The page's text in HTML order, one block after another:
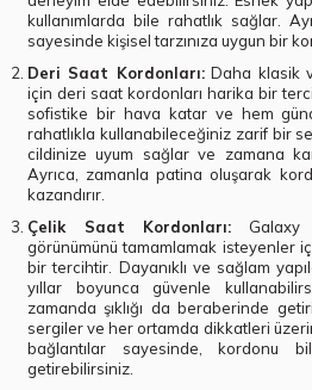
kullanımlarda bile rahatlık sağlar.
sayesinde kişisel tarzınıza uygun bir
Deri Saat Kordonları:Daha klasik
için deri saat kordonları harika bir
sofistike bir hava katar ve hem
rahatlıkla kullanabileceğiniz zarif bir
cildinize uyum sağlar ve zamana
Ayrıca, zamanla patina oluşarak
kazandırır.
Çelik Saat Kordonları: Galaxy
görünümünü tamamlamak isteyenler
bir tercihtir. Dayanıklı ve sağlam
yıllar boyunca güvenle
zamanda şıklığı da beraberinde
sergiler ve her ortamda dikkatleri
bağlantılar sayesinde, kordonu
getirebilirsiniz.